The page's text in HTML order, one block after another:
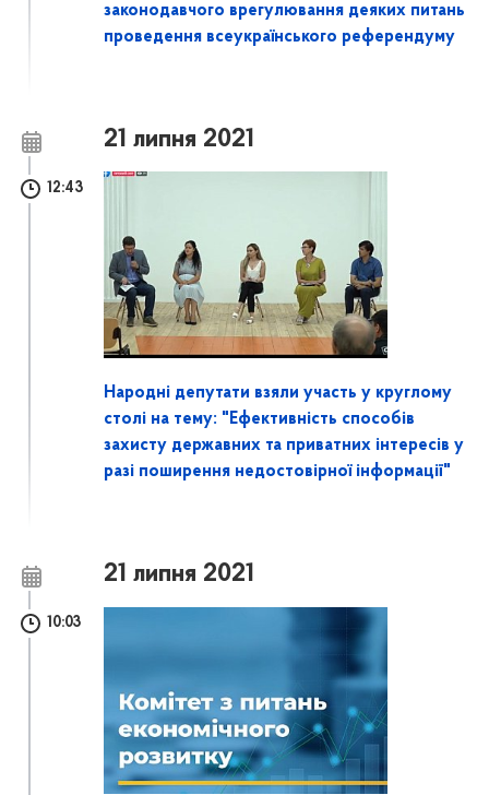
законодавчого врегулювання деяких питань
проведення всеукраїнського референдуму
21 липня 2021
12:43
Народні депутати взяли участь у круглому
столі на тему: "Ефективність способів
захисту державних та приватних інтересів у
разі поширення недостовірної інформації"
21 липня 2021
10:03